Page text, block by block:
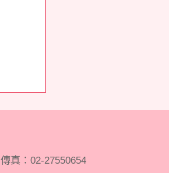
傳真：02-27550654